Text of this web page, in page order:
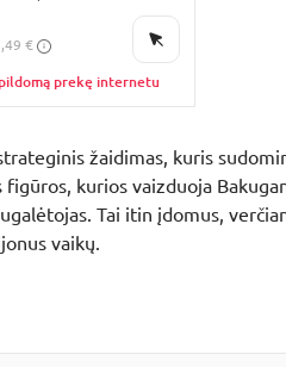
€
prekę internetu
žaidimas, kuris
kurios vaizduoja
Tai itin įdomus,
vaikų.